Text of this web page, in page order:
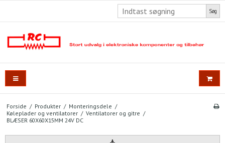
Søg
Forside / Produkter / Monteringsdele /
Køleplader og ventilatorer / Ventilatorer og gitre /
BLÆSER 60X60X15MM 24V DC